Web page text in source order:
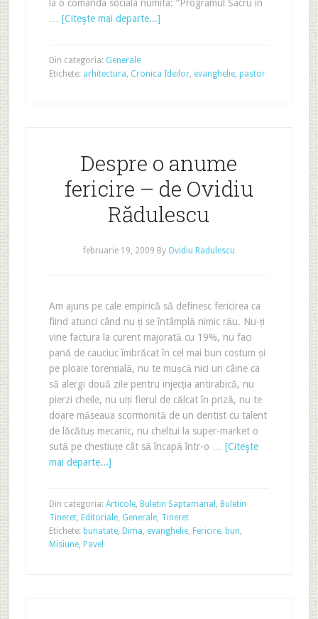
la o comanda sociala numita: “Programul Sacru in
[Citeşte mai departe...]
Din categoria: Generale
Etichete: arhitectura, Cronica Ideilor, evanghelie, pastor
Despre o anume
fericire – de Ovidiu
Rădulescu
februarie 19, 2009 By Ovidiu Radulescu
Am ajuns pe cale empirică să definesc fericirea ca
fiind atunci când nu ți se întâmplă nimic rău. Nu-ți
vine factura la curent majorată cu 19%, nu faci
pană de cauciuc îmbrăcat în cel mai bun costum și
pe ploaie torențială, nu te mușcă nici un câine ca
să alergi două zile pentru injecția antirabică, nu
pierzi cheile, nu uiți fierul de călcat în priză, nu te
doare măseaua scormonită de un dentist cu talent
de lăcătuș mecanic, nu cheltui la super-market o
sută pe chestiuțe cât să încapă într-o … [Citeşte
mai departe...]
Din categoria: Articole, Buletin Saptamanal , Buletin
Tineret, Editoriale, Generale, Tineret
Etichete: bunatate, Dima, evanghelie, Fericire. bun,
Misiune, Pavel